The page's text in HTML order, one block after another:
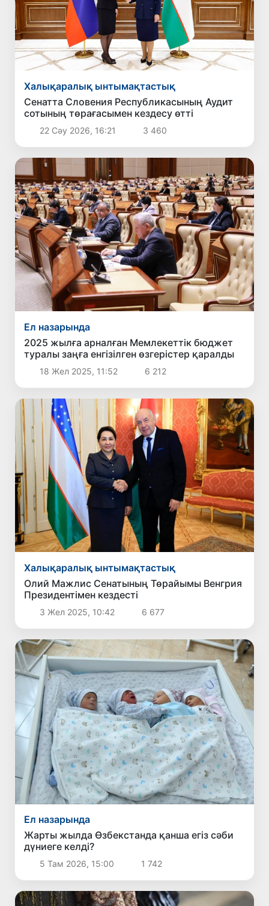
Халықаралық ынтымақтастық
Сенатта Словения Республикасының Аудит
сотының төрағасымен кездесу өтті
22 Сәу 2026, 16:21 3 460
Ел назарында
2025 жылға арналған Мемлекеттік бюджет
туралы заңға енгізілген өзгерістер қаралды
18 Жел 2025, 11:52 6 212
Халықаралық ынтымақтастық
Олий Мажлис Сенатының Төрайымы Венгрия
Президентімен кездесті
3 Жел 2025, 10:42 6 677
Ел назарында
Жарты жылда Өзбекстанда қанша егіз сәби
дүниеге келді?
5 Там 2026, 15:00 1 742